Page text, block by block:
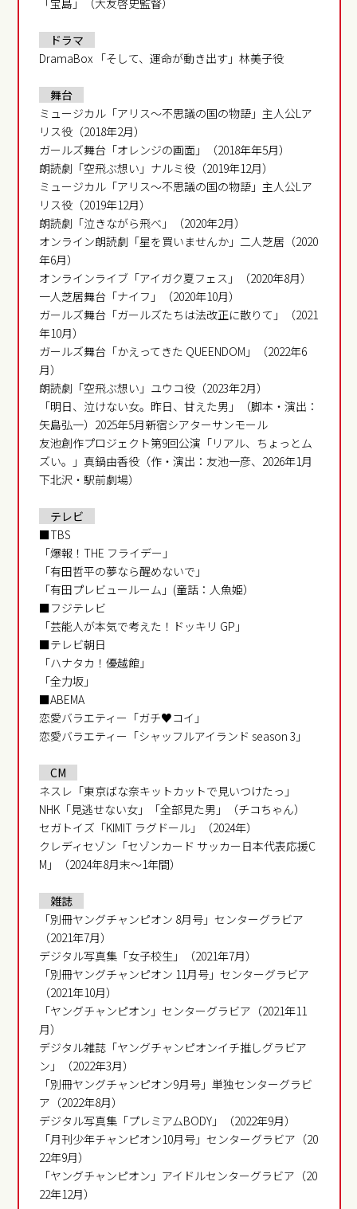
ドラマ
DramaBox 「そして、運命が動き出す」林美子役
舞台
ミュージカル「アリス〜不思議の国の物語」主人公Lア
リス役（2018年2月）
ガールズ舞台「オレンジの画面」（2018年年5月）
朗読劇「空飛ぶ想い」ナルミ役（2019年12月）
ミュージカル「アリス〜不思議の国の物語」主人公Lア
リス役（2019年12月）
朗読劇「泣きながら飛べ」（2020年2月）
オンライン朗読劇「星を買いませんか」二人芝居（2020
年6月）
オンラインライブ「アイガク夏フェス」（2020年8月）
一人芝居舞台「ナイフ」（2020年10月）
ガールズ舞台「ガールズたちは法改正に散りて」（2021
年10月）
ガールズ舞台「かえってきた QUEENDOM」（2022年6
月）
朗読劇「空飛ぶ想い」ユウコ役（2023年2月）
「明日、泣けない女。昨日、甘えた男」（脚本・演出：
矢島弘一）2025年5月新宿シアターサンモール
友池創作プロジェクト第9回公演「リアル、ちょっとム
ズい。」真鍋由香役（作・演出：友池一彦、2026年1月
下北沢・駅前劇場）
テレビ
■TBS
「爆報！THE フライデー」
「有田哲平の夢なら醒めないで」
「有田プレビュールーム」(童話：人魚姫）
■フジテレビ
「芸能人が本気で考えた！ドッキリ GP」
■テレビ朝日
「ハナタカ！優越館」
「全力坂」
■ABEMA
恋愛バラエティー「ガチ♥コイ」
恋愛バラエティー「シャッフルアイランド season 3」
CM
ネスレ「東京ばな奈キットカットで見いつけたっ」
NHK「見逃せない女」「全部見た男」（チコちゃん）
セガトイズ「KIMIT ラグドール」（2024年）
クレディセゾン「セゾンカード サッカー日本代表応援C
M」（2024年8月末～1年間）
雑誌
「別冊ヤングチャンピオン 8月号」センターグラビア
（2021年7月）
デジタル写真集「女子校生」（2021年7月）
「別冊ヤングチャンピオン 11月号」センターグラビア
（2021年10月）
「ヤングチャンピオン」センターグラビア（2021年11
月）
デジタル雑誌「ヤングチャンピオンイチ推しグラビア
ン」（2022年3月）
「別冊ヤングチャンピオン9月号」単独センターグラビ
ア（2022年8月）
デジタル写真集「プレミアムBODY」（2022年9月）
「月刊少年チャンピオン10月号」センターグラビア（20
22年9月）
「ヤングチャンピオン」アイドルセンターグラビア（20
22年12月）